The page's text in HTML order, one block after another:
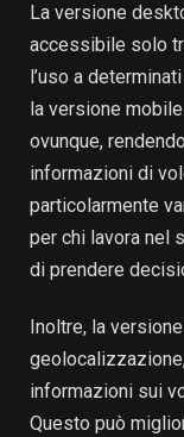
La versione
accessibile solo
l’uso a
la versione
ovunque,
informazioni di
particolarmente
per chi lavora nel
di prendere
Inoltre, la
informazioni sui
Questo può